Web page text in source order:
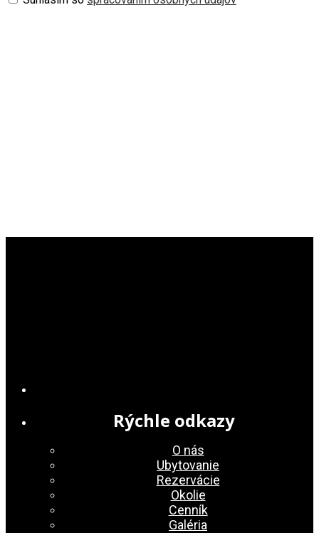
Rýchle odkazy
O nás
Ubytovanie
Rezervácie
Okolie
Cenník
Galéria